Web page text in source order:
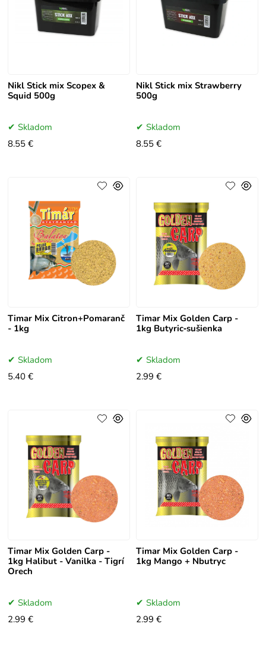
Nikl Stick mix Scopex &
Squid 500g
Skladom
8.55 €
Nikl Stick mix Strawberry
500g
Skladom
8.55 €
Timar Mix Citron+Pomaranč
- 1kg
Skladom
5.40 €
Timar Mix Golden Carp -
1kg Butyric‑sušienka
Skladom
2.99 €
Timar Mix Golden Carp -
1kg Halibut - Vanilka - Tigrí
Orech
Skladom
2.99 €
Timar Mix Golden Carp -
1kg Mango + Nbutryc
Skladom
2.99 €